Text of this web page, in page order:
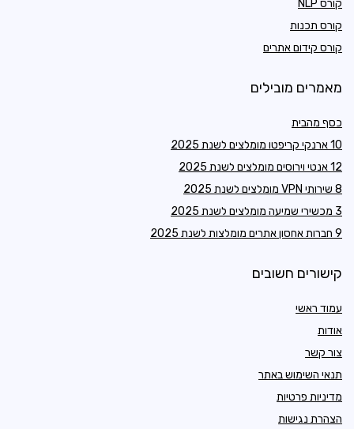
קורס NLP
קורס תכנות
קורס קידום אתרים
מאמרים מובילים
כסף מהבית
10 ארנקי קריפטו מומלצים לשנת 2025
12 אנטי וירוסים מומלצים לשנת 2025
8 שירותי VPN מומלצים לשנת 2025
3 מכשירי שמיעה מומלצים לשנת 2025
9 חברות אחסון אתרים מומלצות לשנת 2025
קישורים חשובים
עמוד ראשי
אודות
צור קשר
תנאי השימוש באתר
מדיניות פרטיות
הצהרת נגישות